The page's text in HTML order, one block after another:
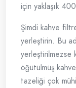
için yaklaşık
Şimdi kahve
yerleştirin. Bu
yerleştirilmezse
öğütülmüş
tazeliği çok